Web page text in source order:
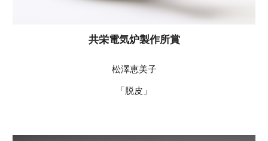
共栄電気炉製作所賞
松澤恵美子
「脱皮」